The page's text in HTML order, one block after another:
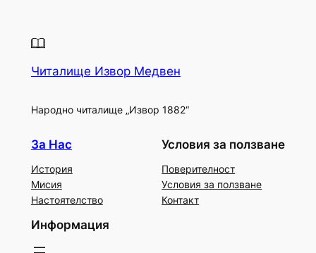
Читалище Извор Медвен
Народно читалище „Извор 1882“
За Нас
История
Мисия
Настоятелство
Условия за ползване
Поверителност
Условия за ползване
Контакт
Информация